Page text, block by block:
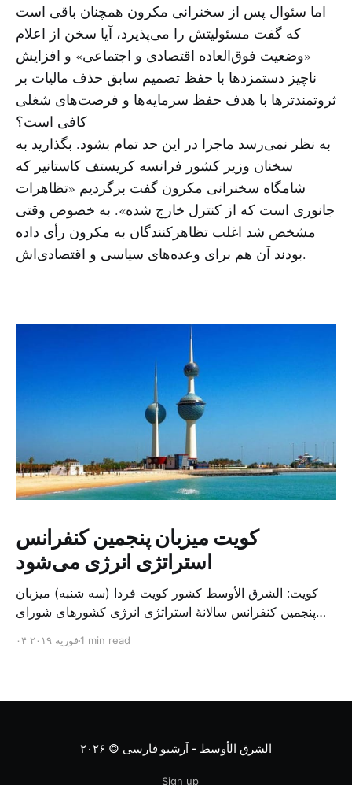
اما سئوال پس از سخنرانی مکرون همچنان باقی است
که گفت مسئولیتش را می‌پذیرد، آیا سخن از اعلام
«وضعیت فوق‌العاده اقتصادی و اجتماعی» و افزایش
ناچیز دستمزدها با حفظ تصمیم سابق حذف مالیات بر
ثروتمندترها با هدف حفظ سرمایه‌ها و فرصت‌های شغلی
کافی است؟
به نظر نمی‌رسد ماجرا در این حد تمام بشود. بگذارید به
سخنان وزیر کشور فرانسه کریستف کاستانیر که
شامگاه سخنرانی مکرون گفت برگردیم «تظاهرات
جانوری است که از کنترل خارج شده». به خصوص وقتی
مشخص شد اغلب تظاهرکنندگان به مکرون رأی داده
بودند آن هم برای وعده‌های سیاسی و اقتصادی‌اش.
کویت میزبان پنجمین کنفرانس
استراتژی انرژی می‌شود
کویت: الشرق الأوسط کشور کویت فردا (سه شنبه) میزبان
پنجمین کنفرانس سالانهٔ استراتژی انرژی کشورهای شورای
متخصص از شرکت‌های جهانی نفت و گاز در این کنفرانس
۰۴ فوریه ۲۰۱۹1 min read
الشرق الأوسط - آرشیو فارسی © ۲۰۲۶
Sign up